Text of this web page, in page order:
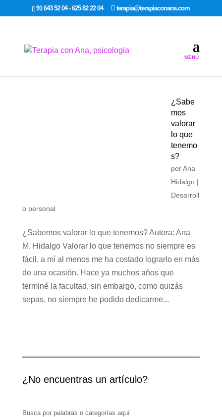
google-site-verification: google7dcda757e565a307.html
91 643 52 04 - 625 82 22 04 terapia@terapiaconana.com
¿Sabe
mos
valorar
lo que
tenemo
s?
porAna
Hidalgo|
Desarroll
o personal
¿Sabemos valorar lo que tenemos? Autora: Ana
M. Hidalgo Valorar lo que tenemos no siempre es
fácil, a mí al menos me ha costado lograrlo en más
de una ocasión. Hace ya muchos años que
terminé la facultad, sin embargo, como quizás
sepas, no siempre he podido dedicarme...
¿No encuentras un artículo?
Busca por palabras o categorías aquí